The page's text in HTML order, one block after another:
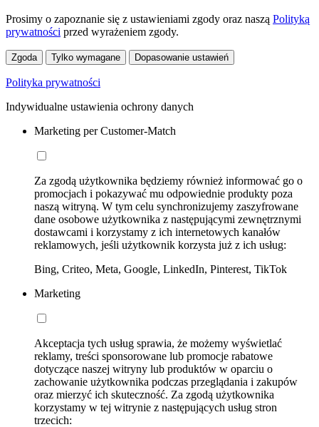
Prosimy o zapoznanie się z ustawieniami zgody oraz naszą Polityką
prywatności przed wyrażeniem zgody.
Zgoda Tylko wymagane Dopasowanie ustawień
Polityka prywatności
Indywidualne ustawienia ochrony danych
Marketing per Customer-Match
Za zgodą użytkownika będziemy również informować go o
promocjach i pokazywać mu odpowiednie produkty poza
naszą witryną. W tym celu synchronizujemy zaszyfrowane
dane osobowe użytkownika z następującymi zewnętrznymi
dostawcami i korzystamy z ich internetowych kanałów
reklamowych, jeśli użytkownik korzysta już z ich usług:
Bing, Criteo, Meta, Google, LinkedIn, Pinterest, TikTok
Marketing
Akceptacja tych usług sprawia, że możemy wyświetlać
reklamy, treści sponsorowane lub promocje rabatowe
dotyczące naszej witryny lub produktów w oparciu o
zachowanie użytkownika podczas przeglądania i zakupów
oraz mierzyć ich skuteczność. Za zgodą użytkownika
korzystamy w tej witrynie z następujących usług stron
trzecich: